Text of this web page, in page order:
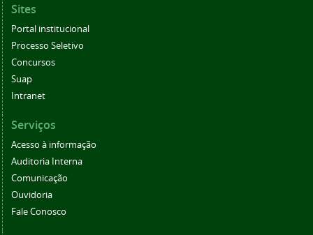
Sites
Portal institucional
Processo Seletivo
Concursos
Suap
Intranet
Serviços
Acesso à informação
Auditoria Interna
Comunicação
Ouvidoria
Fale Conosco